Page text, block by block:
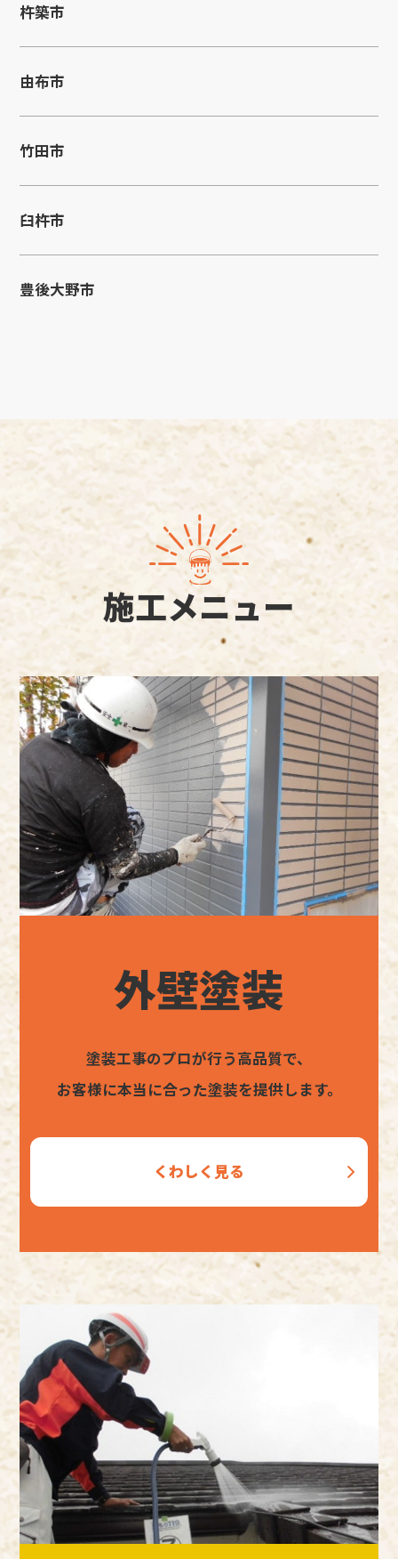
杵築市
由布市
竹田市
臼杵市
豊後大野市
施工メニュー
外壁塗装
塗装工事のプロが行う高品質で、
お客様に本当に合った塗装を提供します。
くわしく見る